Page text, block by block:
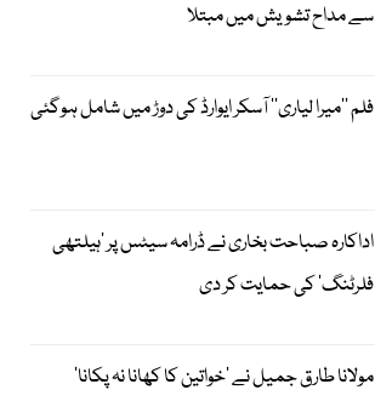
سے مداح تشویش میں مبتلا
فلم ’’میرا لیاری‘‘ آسکر ایوارڈ کی دوڑ میں شامل ہوگئی
اداکارہ صباحت بخاری نے ڈرامہ سیٹس پر ’ہیلتھی
فلرٹنگ‘ کی حمایت کر دی
مولانا طارق جمیل نے ’خواتین کا کھانا نہ پکانا‘